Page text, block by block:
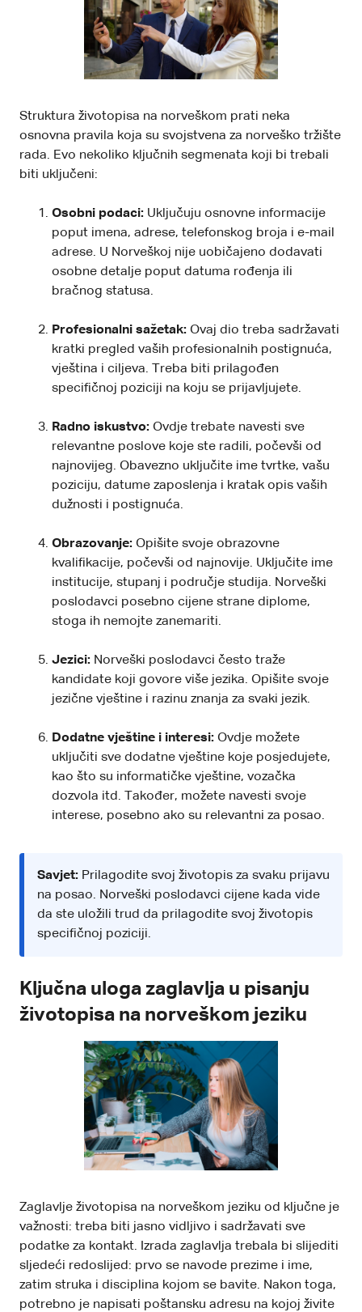
Struktura životopisa na norveškom prati neka
osnovna pravila koja su svojstvena za norveško tržište
rada. Evo nekoliko ključnih segmenata koji bi trebali
biti uključeni:
Osobni podaci: Uključuju osnovne informacije
poput imena, adrese, telefonskog broja i e-mail
adrese. U Norveškoj nije uobičajeno dodavati
osobne detalje poput datuma rođenja ili
bračnog statusa.
Profesionalni sažetak: Ovaj dio treba sadržavati
kratki pregled vaših profesionalnih postignuća,
vještina i ciljeva. Treba biti prilagođen
specifičnoj poziciji na koju se prijavljujete.
Radno iskustvo: Ovdje trebate navesti sve
relevantne poslove koje ste radili, počevši od
najnovijeg. Obavezno uključite ime tvrtke, vašu
poziciju, datume zaposlenja i kratak opis vaših
dužnosti i postignuća.
Obrazovanje: Opišite svoje obrazovne
kvalifikacije, počevši od najnovije. Uključite ime
institucije, stupanj i područje studija. Norveški
poslodavci posebno cijene strane diplome,
stoga ih nemojte zanemariti.
Jezici: Norveški poslodavci često traže
kandidate koji govore više jezika. Opišite svoje
jezične vještine i razinu znanja za svaki jezik.
Dodatne vještine i interesi: Ovdje možete
uključiti sve dodatne vještine koje posjedujete,
kao što su informatičke vještine, vozačka
dozvola itd. Također, možete navesti svoje
interese, posebno ako su relevantni za posao.
Savjet: Prilagodite svoj životopis za svaku prijavu
na posao. Norveški poslodavci cijene kada vide
da ste uložili trud da prilagodite svoj životopis
specifičnoj poziciji.
Ključna uloga zaglavlja u pisanju
životopisa na norveškom jeziku
Zaglavlje životopisa na norveškom jeziku od ključne je
važnosti: treba biti jasno vidljivo i sadržavati sve
podatke za kontakt. Izrada zaglavlja trebala bi slijediti
sljedeći redoslijed: prvo se navode prezime i ime,
zatim struka i disciplina kojom se bavite. Nakon toga,
potrebno je napisati poštansku adresu na kojoj živite